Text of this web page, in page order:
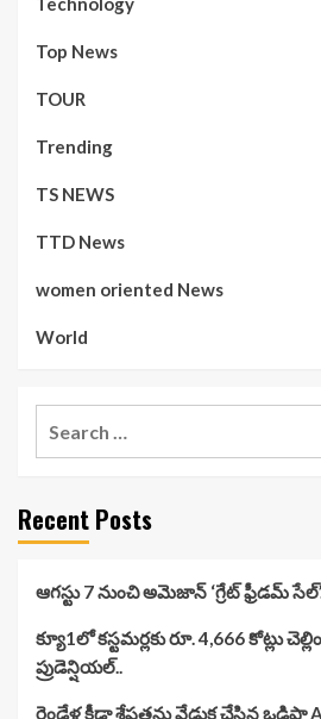
Top News
TOUR
Trending
TS NEWS
TTD News
women oriented News
World
Recent Posts
ఆగస్టు 7 నుంచి అమెజాన్ ‘గ్రేట్ ఫ్రీడమ్
క్యూ1లో కస్టమర్లకు రూ. 4,666 కోట్లు
ప్రుడెన్షియల్..
రెండేళ్ల క్రీడా శ్రేష్టతను వేడుక చేసిన